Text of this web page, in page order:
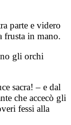
parte e videro
frusta in mano.
gli orchi
sacra! – e dal
che accecò gli
fessi alla